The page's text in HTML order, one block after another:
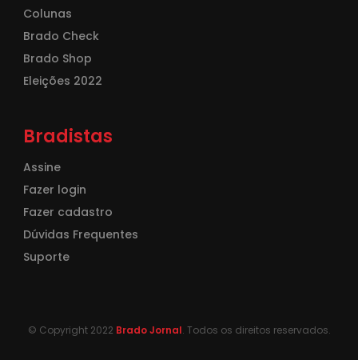
Colunas
Brado Check
Brado Shop
Eleições 2022
Bradistas
Assine
Fazer login
Fazer cadastro
Dúvidas Frequentes
Suporte
© Copyright 2022 Brado Jornal. Todos os direitos reservados.